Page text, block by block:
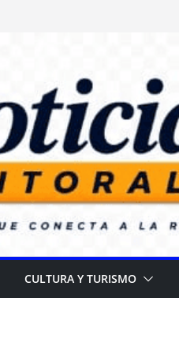
CULTURA Y TURISMO